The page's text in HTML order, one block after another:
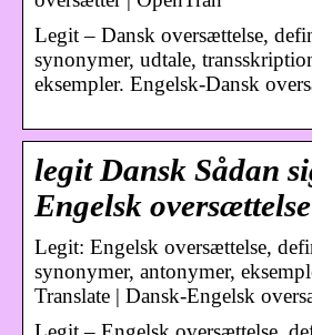
Legit – Dansk oversættelse,
synonymer, udtale,
eksempler. Engelsk-Dansk
legit Dansk Sådan
Engelsk oversættelse
Legit: Engelsk oversættelse,
synonymer, antonymer,
Translate | Dansk-Engelsk